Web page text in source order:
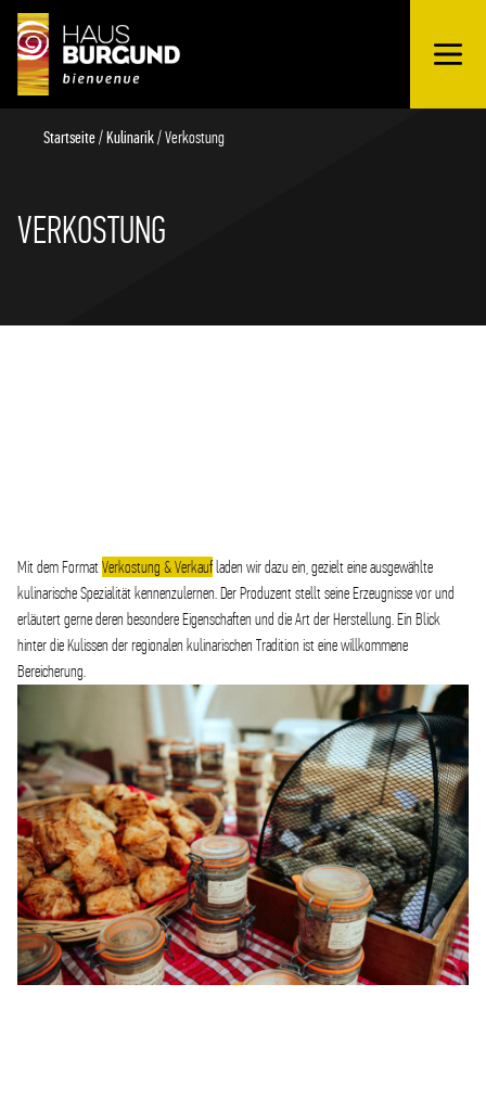
Schnellübersicht
OUVRIR
Startseite/Kulinarik/Verkostung
VERKOSTUNG
Mit dem FormatVerkostung & Verkaufladen wir dazu ein, gezielt eine ausgewählte
kulinarische Spezialität kennenzulernen. Der Produzent stellt seine Erzeugnisse vor und
erläutert gerne deren besondere Eigenschaften und die Art der Herstellung. Ein Blick
hinter die Kulissen der regionalen kulinarischen Tradition ist eine willkommene
Bereicherung.